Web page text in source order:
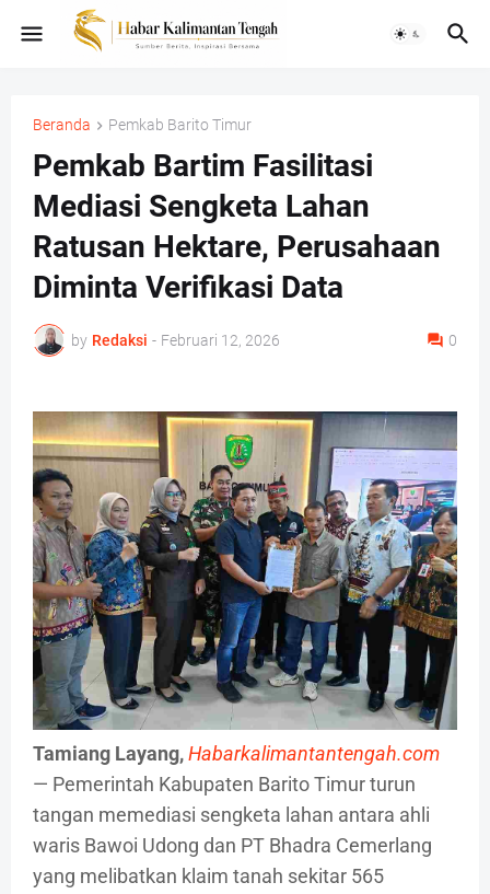
Beranda Pemkab Barito Timur
Pemkab Bartim Fasilitasi
Mediasi Sengketa Lahan
Ratusan Hektare, Perusahaan
Diminta Verifikasi Data
by Redaksi - Februari 12, 2026 0
Tamiang Layang,Habarkalimantantengah.com
— Pemerintah Kabupaten Barito Timur turun
tangan memediasi sengketa lahan antara ahli
waris Bawoi Udong dan PT Bhadra Cemerlang
yang melibatkan klaim tanah sekitar 565